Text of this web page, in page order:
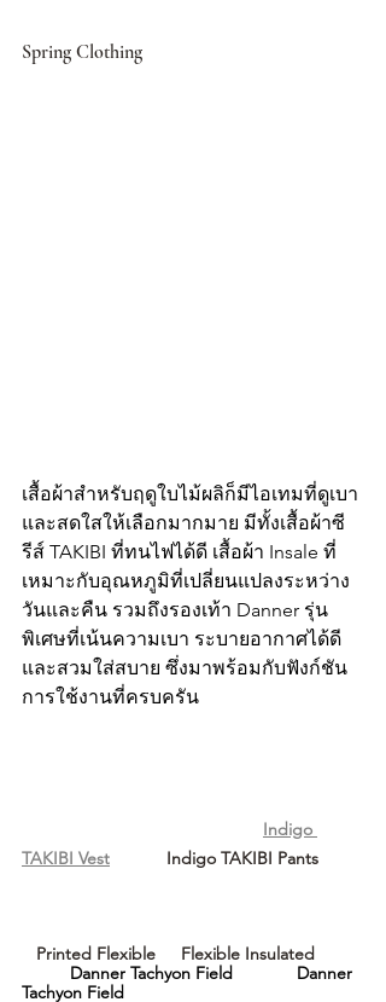
Spring Clothing
เสื้อผ้าสำหรับฤดูใบไม้ผลิก็มีไอเทมที่ดูเบา
และสดใสให้เลือกมากมาย มีทั้งเสื้อผ้าซี
รีส์ TAKIBI ที่ทนไฟได้ดี เสื้อผ้า Insale ที่
เหมาะกับอุณหภูมิที่เปลี่ยนแปลงระหว่าง
วันและคืน รวมถึงรองเท้า Danner รุ่น
พิเศษที่เน้นความเบา ระบายอากาศได้ดี
และสวมใส่สบาย ซึ่งมาพร้อมกับฟังก์ชัน
การใช้งานที่ครบครัน
Indigo
TAKIBI Vest
		Indigo TAKIBI Pants
Danner Tachyon Field	       Danner
Tachyon Field